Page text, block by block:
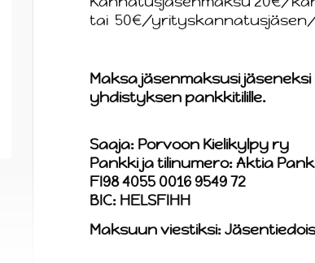
tai 50€/
Maksa jäsenmaksusi
yhdistyksen pankkitilille.
Saaja: Porvoon Kielikylpy ry
Pankki ja tilinumero: Aktia
FI98 4055 0016 9549 72
BIC: HELSFIHH
Maksuun viestiksi: